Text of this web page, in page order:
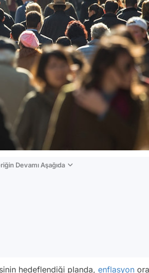
Devamı Aşağıda
hedeflendiği planda, enflasyon